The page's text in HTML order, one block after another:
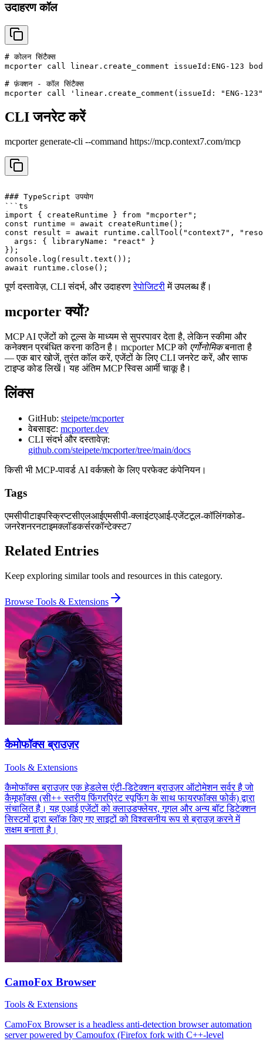
उदाहरण कॉल
# कोलन सिंटैक्स
mcporter call linear.create_comment issueId:ENG-123
# फ़ंक्शन - कॉल सिंटैक्स
CLI जनरेट करें
mcporter generate-cli --command https://mcp.context7.com/mcp
### TypeScript उपयोग
```ts
import { createRuntime } from "mcporter";
const runtime = await createRuntime();
const result = await runtime.callTool("context7",
  args: { libraryName: "react" }
});
console.log(result.text());
पूर्ण दस्तावेज़, CLI संदर्भ, और उदाहरणरेपोजिटरीमें उपलब्ध हैं।
mcporter क्यों?
MCP AI एजेंटों को टूल्स के माध्यम से सुपरपावर देता है, लेकिन स्कीमा और
कनेक्शन प्रबंधित करना कठिन है। mcporter MCP को एर्गोनोमिकबनाता है
— एक बार खोजें, तुरंत कॉल करें, एजेंटों के लिए CLI जनरेट करें, और साफ
टाइप्ड कोड लिखें। यह अंतिम MCP स्विस आर्मी चाकू है।
लिंक्स
GitHub: steipete/mcporter
वेबसाइट: mcporter.dev
CLI संदर्भ और दस्तावेज़:
github.com/steipete/mcporter/tree/main/docs
किसी भी MCP-पावर्ड AI वर्कफ़्लो के लिए परफेक्ट कंपेनियन।
Tags
एमसीपीटाइपस्क्रिप्टसीएलआईएमसीपी-क्लाइंटएआई-एजेंटटूल-कॉलिंगकोड-
जनरेशनरनटाइमक्लॉडकर्सरकॉन्टेक्स्ट7
Related Entries
Keep exploring similar tools and resources in this category.
Browse Tools & Extensions
कैमोफॉक्स ब्राउज़र
Tools & Extensions
कैमोफॉक्स ब्राउज़र एक हेडलेस एंटी-डिटेक्शन ब्राउज़र ऑटोमेशन सर्वर है जो
कैमूफॉक्स (सी++ स्तरीय फिंगरप्रिंट स्पूफिंग के साथ फायरफॉक्स फोर्क) द्वारा
संचालित है। यह एआई एजेंटों को क्लाउडफ्लेयर, गूगल और अन्य बॉट डिटेक्शन
सिस्टमों द्वारा ब्लॉक किए गए साइटों को विश्वसनीय रूप से ब्राउज़ करने में
सक्षम बनाता है।
CamoFox Browser
Tools & Extensions
CamoFox Browser is a headless anti-detection browser automation
server powered by Camoufox (Firefox fork with C++-level